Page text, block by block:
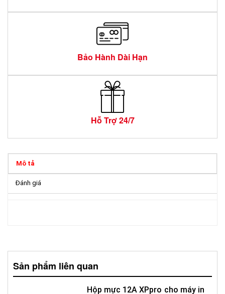
Bảo Hành Dài Hạn
Hỗ Trợ 24/7
Mô tả
Đánh giá
Sản phẩm liên quan
Hộp mực 12A XPpro cho máy in